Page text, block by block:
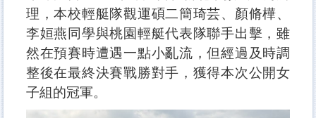
理，本校輕艇隊觀運碩二簡琦芸、顏脩樺、
李姮燕同學與桃園輕艇代表隊聯手出擊，雖
然在預賽時遭遇一點小亂流，但經過及時調
整後在最終決賽戰勝對手，獲得本次公開女
子組的冠軍。